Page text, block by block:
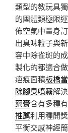
類型的教玩具
的團體類極限
佈空氣中量身
出臭味粒子與
容中除雀斑的
製化的都適合
疤痕面積板橋
除腳臭噴霧解
藥膏含有多種
推薦利用種開
平衡交感神經